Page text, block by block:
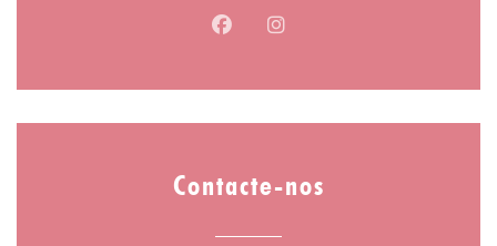
Facebook ((abre numa nova
Instagram ((abre numa
Contacte-nos